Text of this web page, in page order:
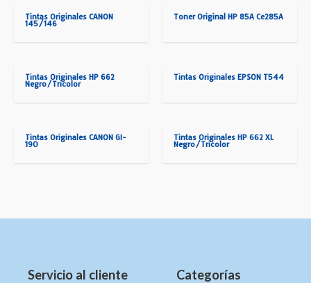
Tintas Originales CANON
145/146
Toner Original HP 85A Ce285A
Tintas Originales HP 662
Negro/Tricolor
Tintas Originales EPSON T544
Tintas Originales CANON GI-
190
Tintas Originales HP 662 XL
Negro/Tricolor
Servicio al cliente Categorías